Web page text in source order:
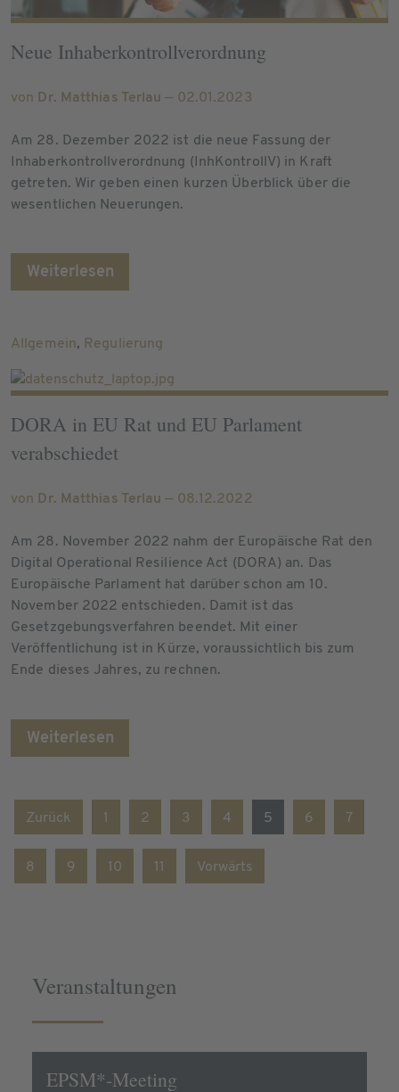
Neue Inhaberkontrollverordnung
von Dr. Matthias Terlau — 02.01.2023
Am 28. Dezember 2022 ist die neue Fassung der
Inhaberkontrollverordnung (InhKontrollV) in Kraft
getreten. Wir geben einen kurzen Überblick über die
wesentlichen Neuerungen.
Weiterlesen
Allgemein, Regulierung
DORA in EU Rat und EU Parlament
verabschiedet
von Dr. Matthias Terlau — 08.12.2022
Am 28. November 2022 nahm der Europäische Rat den
Digital Operational Resilience Act (DORA) an. Das
Europäische Parlament hat darüber schon am 10.
November 2022 entschieden. Damit ist das
Gesetzgebungsverfahren beendet. Mit einer
Veröffentlichung ist in Kürze, voraussichtlich bis zum
Ende dieses Jahres, zu rechnen.
Weiterlesen
Zurück 1 2 3 4 5 6 7
8 9 10 11 Vorwärts
Veranstaltungen
EPSM*-Meeting